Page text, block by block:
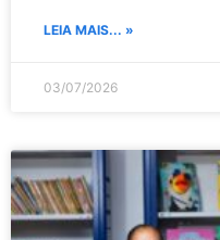
LEIA MAIS... »
03/07/2026